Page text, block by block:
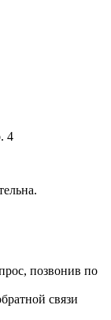
4
позвонив по
связи